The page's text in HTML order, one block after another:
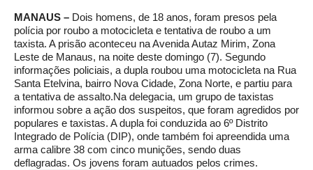
Amazônia
MANAUS – Dois homens, de 18 anos, foram presos pela
polícia por roubo a motocicleta e tentativa de roubo a um
taxista. A prisão aconteceu na Avenida Autaz Mirim, Zona
Leste de Manaus, na noite deste domingo (7). Segundo
informações policiais, a dupla roubou uma motocicleta na Rua
Santa Etelvina, bairro Nova Cidade, Zona Norte, e partiu para
a tentativa de assalto.Na delegacia, um grupo de taxistas
informou sobre a ação dos suspeitos, que foram agredidos por
populares e taxistas. A dupla foi conduzida ao 6º Distrito
Integrado de Polícia (DIP), onde também foi apreendida uma
arma calibre 38 com cinco munições, sendo duas
deflagradas. Os jovens foram autuados pelos crimes.